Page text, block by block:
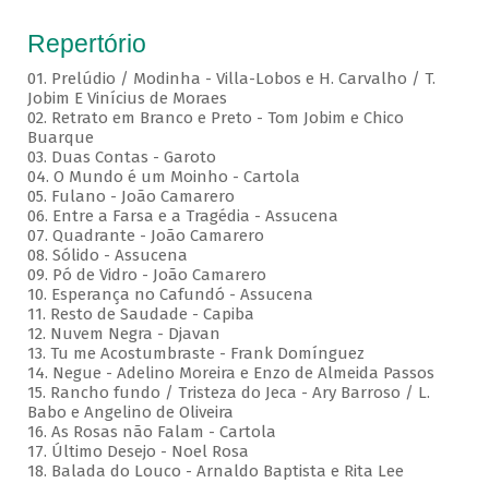
Repertório
01. Prelúdio / Modinha - Villa-Lobos e H. Carvalho / T.
Jobim E Vinícius de Moraes
02. Retrato em Branco e Preto - Tom Jobim e Chico
Buarque
03. Duas Contas - Garoto
04. O Mundo é um Moinho - Cartola
05. Fulano - João Camarero
06. Entre a Farsa e a Tragédia - Assucena
07. Quadrante - João Camarero
08. Sólido - Assucena
09. Pó de Vidro - João Camarero
10. Esperança no Cafundó - Assucena
11. Resto de Saudade - Capiba
12. Nuvem Negra - Djavan
13. Tu me Acostumbraste - Frank Domínguez
14. Negue - Adelino Moreira e Enzo de Almeida Passos
15. Rancho fundo / Tristeza do Jeca - Ary Barroso / L.
Babo e Angelino de Oliveira
16. As Rosas não Falam - Cartola
17. Último Desejo - Noel Rosa
18. Balada do Louco - Arnaldo Baptista e Rita Lee